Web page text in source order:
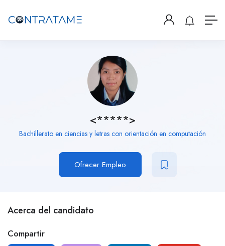
<*****>
Bachillerato en ciencias y letras con orientación en computación
Ofrecer Empleo
Acerca del candidato
Compartir